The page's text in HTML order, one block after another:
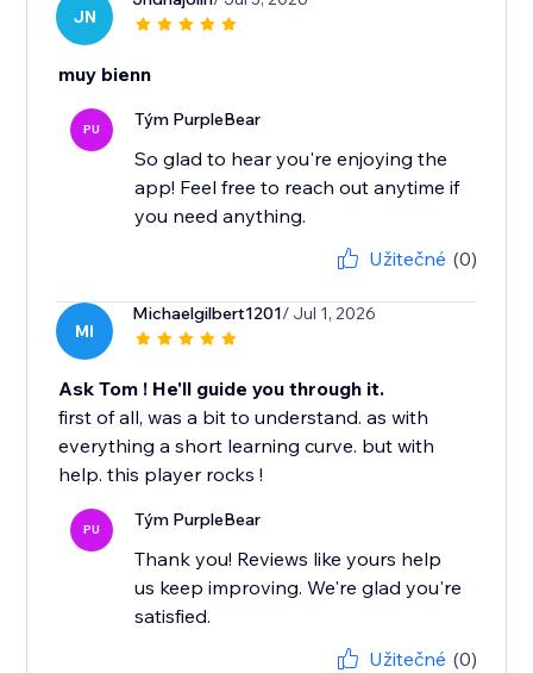
JN
muy bienn
PU Tým PurpleBear
So glad to hear you're enjoying the
app! Feel free to reach out anytime if
you need anything.
Užitečné (0)
MI
Michaelgilbert1201/ Jul 1, 2026
Ask Tom ! He'll guide you through it.
first of all, was a bit to understand. as with
everything a short learning curve. but with
help. this player rocks !
PU Tým PurpleBear
Thank you! Reviews like yours help
us keep improving. We're glad you're
satisfied.
Užitečné (0)